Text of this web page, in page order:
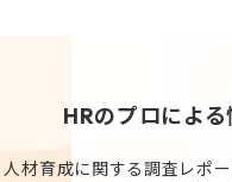
HRのプロによ
人材育成に関する調査レポ